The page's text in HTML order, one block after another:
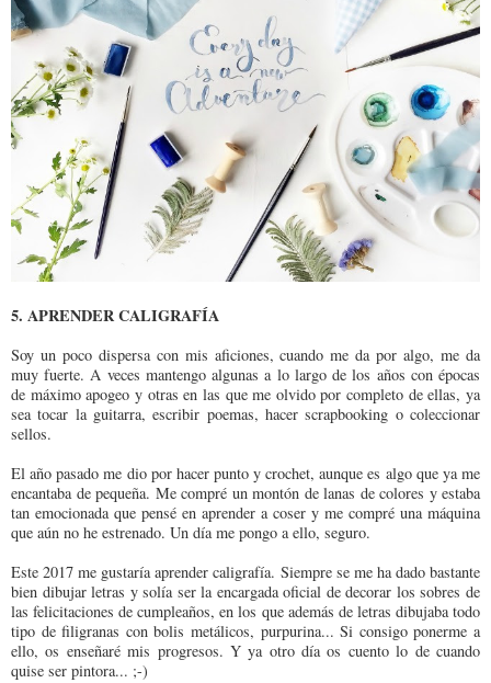
5. APRENDER CALIGRAFÍA
Soy un poco dispersa con mis aficiones, cuando me da por algo, me da
muy fuerte. A veces mantengo algunas a lo largo de los años con épocas
de máximo apogeo y otras en las que me olvido por completo de ellas, ya
sea tocar la guitarra, escribir poemas, hacer scrapbooking o coleccionar
sellos.
El año pasado me dio por hacer punto y crochet, aunque es algo que ya me
encantaba de pequeña. Me compré un montón de lanas de colores y estaba
tan emocionada que pensé en aprender a coser y me compré una máquina
que aún no he estrenado. Un día me pongo a ello, seguro.
Este 2017 me gustaría aprender caligrafía. Siempre se me ha dado bastante
bien dibujar letras y solía ser la encargada oficial de decorar los sobres de
las felicitaciones de cumpleaños, en los que además de letras dibujaba todo
tipo de filigranas con bolis metálicos, purpurina... Si consigo ponerme a
ello, os enseñaré mis progresos. Y ya otro día os cuento lo de cuando
quise ser pintora... ;-)